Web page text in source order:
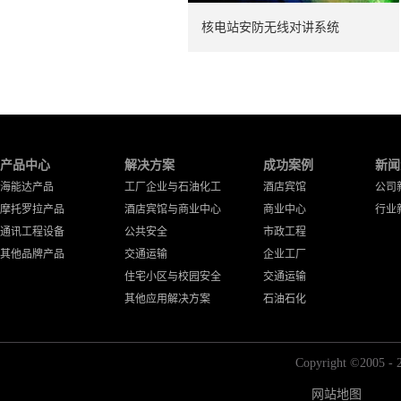
核电站安防无线对讲系统
产品中心
海能达产品
摩托罗拉产品
通讯工程设备
其他品牌产品
解决方案
工厂企业与石油化工
酒店宾馆与商业中心
公共安全
交通运输
住宅小区与校园安全
其他应用解决方案
成功案例
酒店宾馆
商业中心
市政工程
企业工厂
交通运输
石油石化
新
公司
行业
Copyright ©2005 -
网站地图